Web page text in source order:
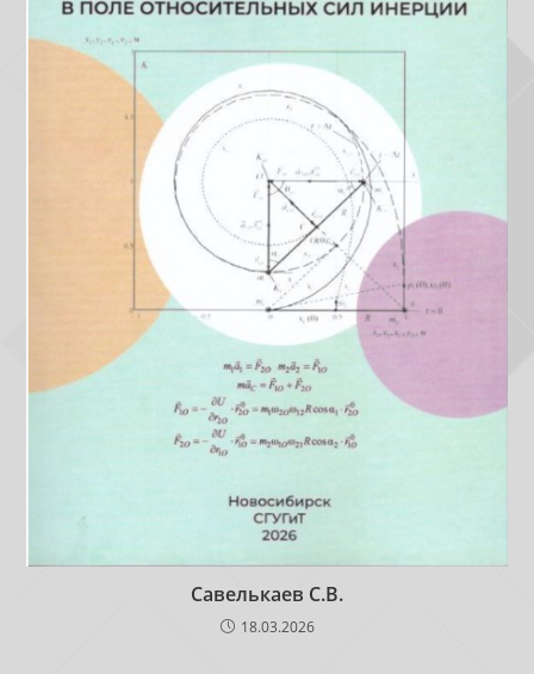
Савелькаев С.В.
18.03.2026